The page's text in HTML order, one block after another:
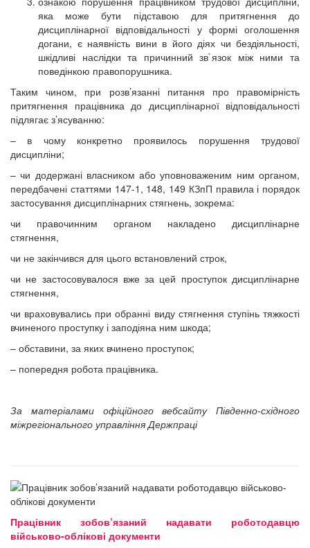
яка може бути підставою для притягнення до
дисциплінарної відповідальності у формі оголошення
догани, є наявність вини в його діях чи бездіяльності,
шкідливі наслідки та причинний зв`язок між ними та
поведінкою правопорушника.
Таким чином, при розв’язанні питання про правомірність
притягнення працівника до дисциплінарної відповідальності
підлягає з’ясуванню:
– в чому конкретно проявилось порушення трудової
дисципліни;
– чи додержані власником або уповноваженим ним органом,
передбачені статтями 147-1, 148, 149 КЗпП правила і порядок
застосування дисциплінарних стягнень, зокрема:
чи правочинним органом накладено дисциплінарне
стягнення,
чи не закінчився для цього встановлений строк,
чи не застосовувалося вже за цей проступок дисциплінарне
стягнення,
чи враховувались при обранні виду стягнення ступінь тяжкості
вчиненого проступку і заподіяна ним шкода;
– обставини, за яких вчинено проступок;
– попередня робота працівника.
За матеріалами офіційного вебсайту Південно-східного
міжрегіонального управління Держпраці
Працівник зобов’язаний надавати роботодавцю
військово-облікові документи